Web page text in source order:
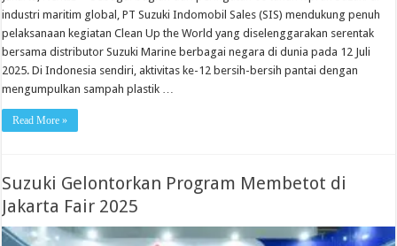
industri maritim global, PT Suzuki Indomobil Sales (SIS) mendukung penuh
pelaksanaan kegiatan Clean Up the World yang diselenggarakan serentak
bersama distributor Suzuki Marine berbagai negara di dunia pada 12 Juli
2025. Di Indonesia sendiri, aktivitas ke-12 bersih-bersih pantai dengan
mengumpulkan sampah plastik …
Read More »
Suzuki Gelontorkan Program Membetot di
Jakarta Fair 2025